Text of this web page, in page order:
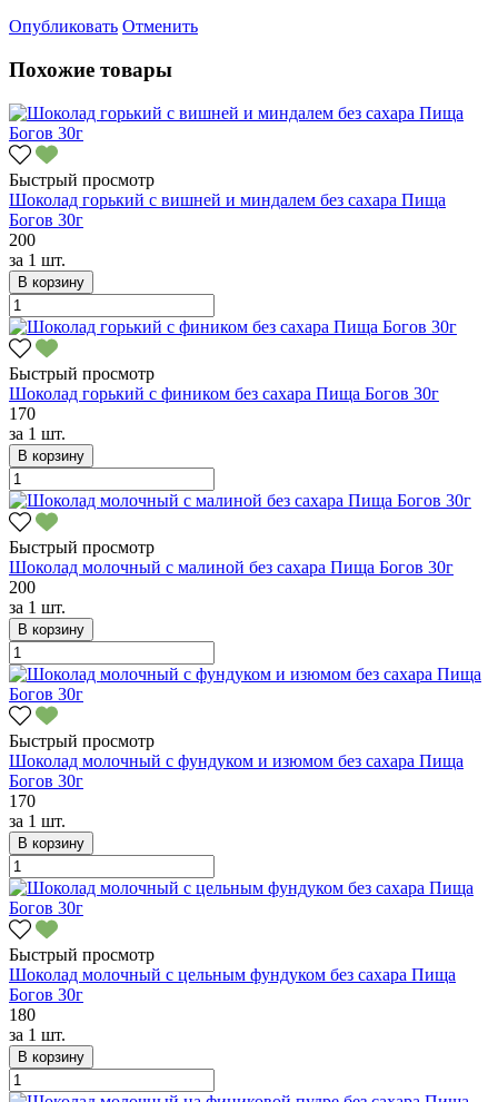
Опубликовать Отменить
Похожие товары
Быстрый просмотр
Шоколад горький с вишней и миндалем без сахара Пища
Богов 30г
200
за 1 шт.
В корзину
Быстрый просмотр
Шоколад горький с фиником без сахара Пища Богов 30г
170
за 1 шт.
В корзину
Быстрый просмотр
Шоколад молочный с малиной без сахара Пища Богов 30г
200
за 1 шт.
В корзину
Быстрый просмотр
Шоколад молочный с фундуком и изюмом без сахара Пища
Богов 30г
170
за 1 шт.
В корзину
Быстрый просмотр
Шоколад молочный с цельным фундуком без сахара Пища
Богов 30г
180
за 1 шт.
В корзину